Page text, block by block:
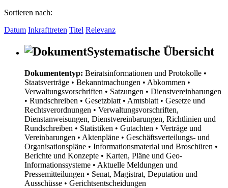
Sortieren nach:
Datum Inkrafttreten Titel Relevanz
Systematische Übersicht
Dokumententyp: Beiratsinformationen und Protokolle •
Staatsverträge • Bekanntmachungen • Abkommen •
Verwaltungsvorschriften • Satzungen • Dienstvereinbarungen
• Rundschreiben • Gesetzblatt • Amtsblatt • Gesetze und
Rechtsverordnungen • Verwaltungsvorschriften,
Dienstanweisungen, Dienstvereinbarungen, Richtlinien und
Rundschreiben • Statistiken • Gutachten • Verträge und
Vereinbarungen • Aktenpläne • Geschäftsverteilungs- und
Organisationspläne • Informationsmaterial und Broschüren •
Berichte und Konzepte • Karten, Pläne und Geo-
Informationssysteme • Aktuelle Meldungen und
Pressemitteilungen • Senat, Magistrat, Deputation und
Ausschüsse • Gerichtsentscheidungen